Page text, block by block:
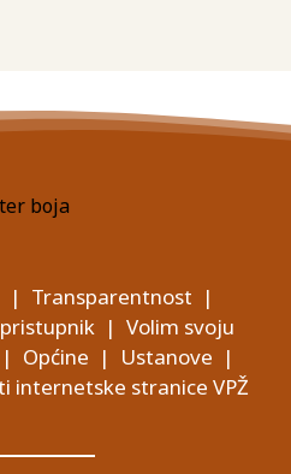
| Transparentnost |
| Volim svoju
| Općine | Ustanove |
internetske stranice VPŽ